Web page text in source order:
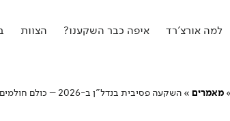
למה אורצ'רד איפה כבר השקענו? הצוות
מאמרים »השקעה פסיבית בנדל"ן ב-2026 – כולם חולמים, אבל איך מגשימים?